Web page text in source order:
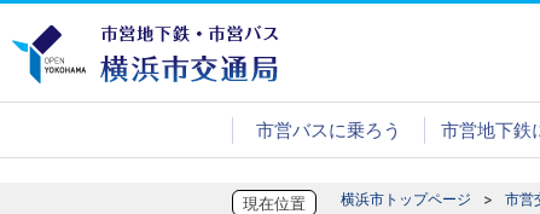
市営バスに乗ろう 市営地下鉄
現在位置 横浜市トップページ 市営